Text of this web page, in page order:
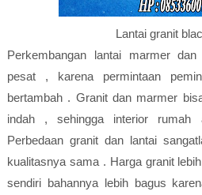
Lantai granit
Perkembangan lantai marmer
pesat , karena permintaan
bertambah . Granit dan marmer
indah , sehingga interior rumah
Perbedaan granit dan lantai
kualitasnya sama . Harga granit
sendiri bahannya lebih bagus